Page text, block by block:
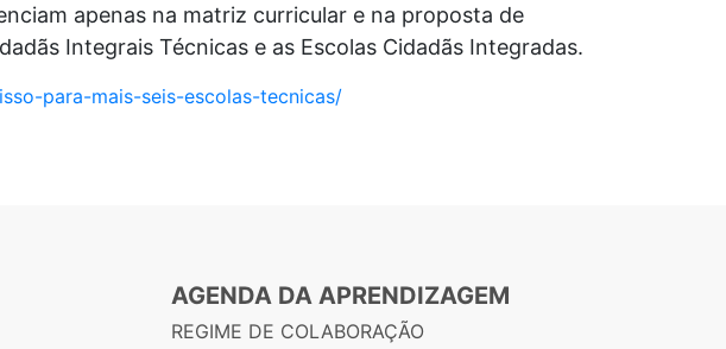
apenas na matriz curricular e na proposta de
Integrais Técnicas e as Escolas Cidadãs Integradas.
para-mais-seis-escolas-tecnicas/
AGENDA DA APRENDIZAGEM
REGIME DE COLABORAÇÃO